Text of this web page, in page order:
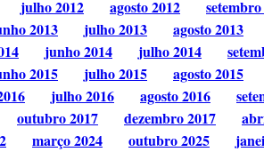
julho 2012 agosto 2012
2013 julho 2013 agosto 2013
junho 2014 julho 2014
2015 julho 2015 agosto 2015
julho 2016 agosto 2016
outubro 2017 dezembro 2017
março 2024 outubro 2025